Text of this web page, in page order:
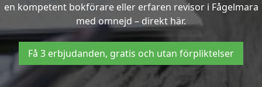
en kompetent bokförare eller erfaren revisor i Fågelmara
med omnejd – direkt här.
Få 3 erbjudanden, gratis och utan förpliktelser